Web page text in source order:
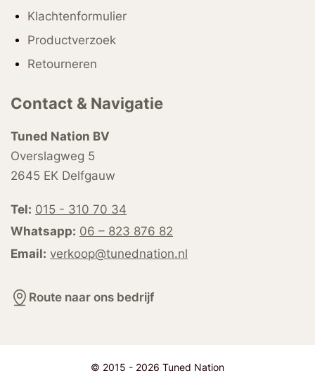
Klachtenformulier
Productverzoek
Retourneren
Contact & Navigatie
Tuned Nation BV
Overslagweg 5
2645 EK Delfgauw
Tel: 015 - 310 70 34
Whatsapp: 06 – 823 876 82
Email: verkoop@tunednation.nl
Route naar ons bedrijf
© 2015 - 2026 Tuned Nation